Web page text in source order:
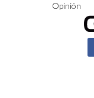
Opinión